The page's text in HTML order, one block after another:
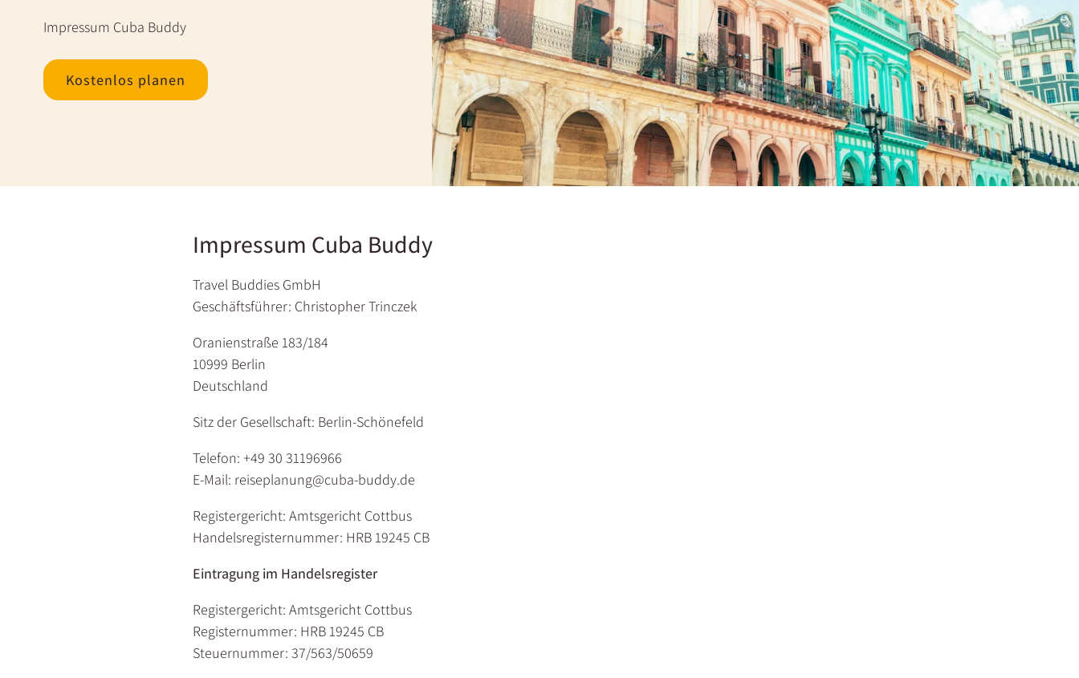
Impressum Cuba Buddy
Kostenlos planen
Impressum Cuba Buddy
Travel Buddies GmbH
Geschäftsführer: Christopher Trinczek
Oranienstraße 183/184
10999 Berlin
Deutschland
Sitz der Gesellschaft: Berlin-Schönefeld
Telefon: +49 30 31196966
E-Mail: reiseplanung@cuba-buddy.de
Registergericht: Amtsgericht Cottbus
Handelsregisternummer: HRB 19245 CB
Eintragung im Handelsregister
Registergericht: Amtsgericht Cottbus
Registernummer: HRB 19245 CB
Steuernummer: 37/563/50659